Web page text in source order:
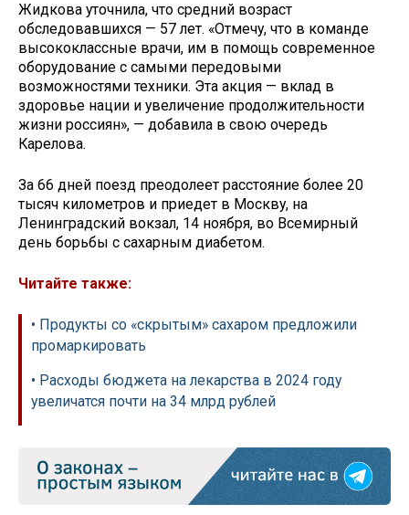
Жидкова уточнила, что средний возраст
обследовавшихся — 57 лет. «Отмечу, что в команде
высококлассные врачи, им в помощь современное
оборудование с самыми передовыми
возможностями техники. Эта акция — вклад в
здоровье нации и увеличение продолжительности
жизни россиян», — добавила в свою очередь
Карелова.
За 66 дней поезд преодолеет расстояние более 20
тысяч километров и приедет в Москву, на
Ленинградский вокзал, 14 ноября, во Всемирный
день борьбы с сахарным диабетом.
Читайте также:
• Продукты со «скрытым» сахаром предложили
промаркировать
• Расходы бюджета на лекарства в 2024 году
увеличатся почти на 34 млрд рублей